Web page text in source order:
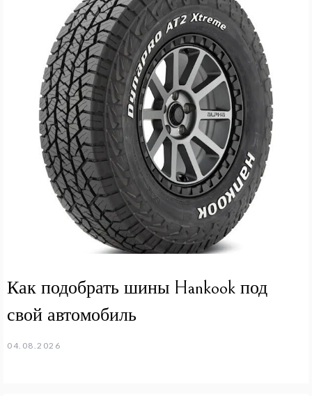
Как подобрать шины Hankook под
свой автомобиль
04.08.2026